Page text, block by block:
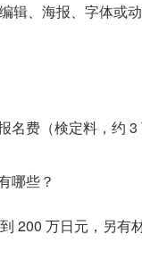
辑、海报、字体或
名费（検定料，约
哪些？
200 万日元，另有